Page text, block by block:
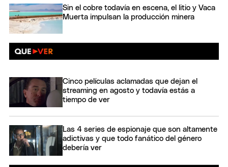
Sin el cobre todavía en escena, el litio y Vaca
Muerta impulsan la producción minera
Cinco películas aclamadas que dejan el
streaming en agosto y todavía estás a
tiempo de ver
Las 4 series de espionaje que son altamente
adictivas y que todo fanático del género
debería ver